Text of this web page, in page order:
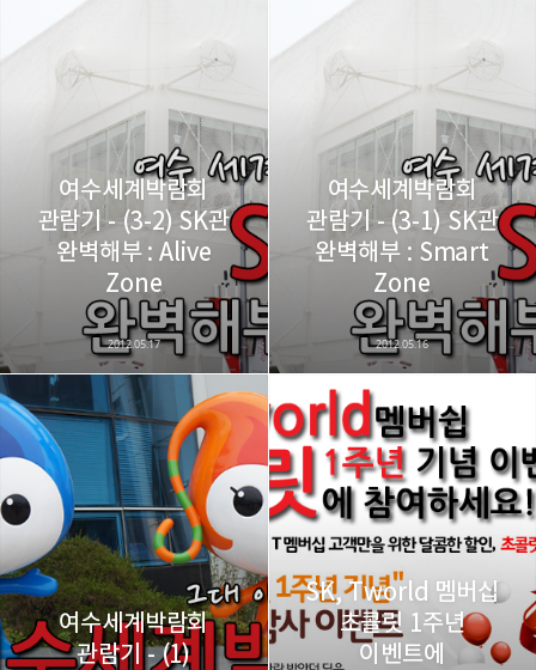
다방면의 깊은 관심과 얕은 이해도를 갖춘 보편적
비주류이자 진화하는 영원한 주변인.
구독하기
카카오톡
카카오스토리 밴드 네이버 블로그
여수세계박람회
관람기 - (3-2) SK관
완벽해부 : Alive
Zone
2012.05.17
여수세계박람회
관람기 - (3-1) SK관
완벽해부 : Smart
Zone
2012.05.16
여수세계박람회
관람기 - (1)
SK, Tworld 멤버십
초콜릿 1주년
이벤트에